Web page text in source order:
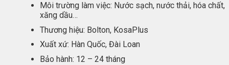
Môi trường làm việc: Nước sạch, nước thải, hóa chất,
xăng dầu…
Thương hiệu: Bolton, KosaPlus
Xuất xứ: Hàn Quốc, Đài Loan
Bảo hành: 12 – 24 tháng